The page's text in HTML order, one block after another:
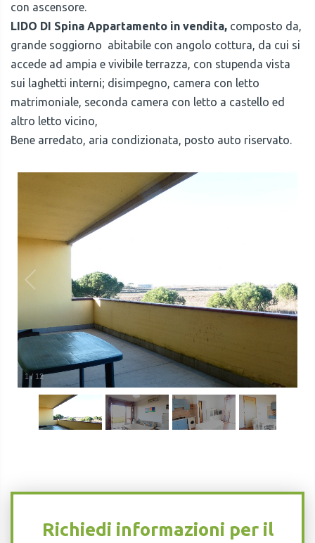
con ascensore.
LIDO DI Spina Appartamento in vendita, composto da,
grande soggiorno abitabile con angolo cottura, da cui si
accede ad ampia e vivibile terrazza, con stupenda vista
sui laghetti interni; disimpegno, camera con letto
matrimoniale, seconda camera con letto a castello ed
altro letto vicino,
Bene arredato, aria condizionata, posto auto riservato.
1/ 12
Richiedi informazioni per il